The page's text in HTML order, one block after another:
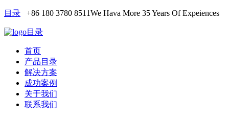
目录 +86 180 3780 8511We Hava More 35 Years Of Expeiences
目录
首页
产品目录
解决方案
成功案例
关于我们
联系我们